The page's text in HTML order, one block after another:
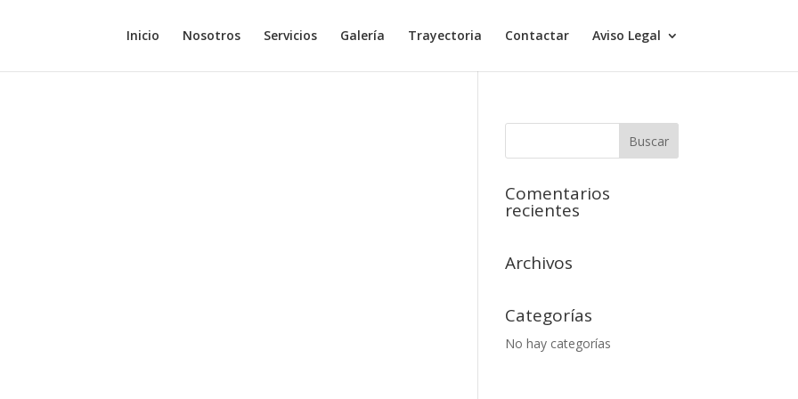
Inicio Nosotros Servicios Galería Trayectoria Contactar Aviso Legal
Comentarios
recientes
Archivos
Categorías
No hay categorías